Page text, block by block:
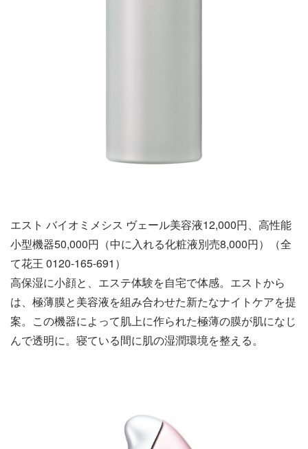
エスト バイオミメシス ヴェール美容液12,000円、高性能
小型機器50,000円（中に入れる化粧液別売8,000円）（全
て花王 0120-165-691）
高保湿に小顔と、エステ体験を自宅で体感。エストから
は、極薄膜と美容液を組み合わせた新たなナイトケアを提
案。この機器によって肌上に作られた極薄の膜が肌になじ
んで透明に。寝ている間に肌の湿潤環境を整える。